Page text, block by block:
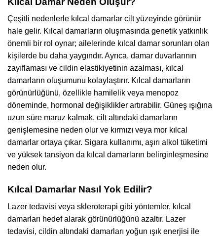
Çeşitli nedenlerle kılcal damarlar cilt yüzeyinde görünür
hale gelir. Kılcal damarların oluşmasında genetik yatkınlık
önemli bir rol oynar; ailelerinde kılcal damar sorunları olan
kişilerde bu daha yaygındır. Ayrıca, damar duvarlarının
zayıflaması ve cildin elastikiyetinin azalması, kılcal
damarların oluşumunu kolaylaştırır. Kılcal damarların
görünürlüğünü, özellikle hamilelik veya menopoz
döneminde, hormonal değişiklikler artırabilir. Güneş ışığına
uzun süre maruz kalmak, cilt altındaki damarların
genişlemesine neden olur ve kırmızı veya mor kılcal
damarlar ortaya çıkar. Sigara kullanımı, aşırı alkol tüketimi
ve yüksek tansiyon da kılcal damarların belirginleşmesine
neden olur.
Kılcal Damarlar Nasıl Yok Edilir?
Lazer tedavisi veya skleroterapi gibi yöntemler, kılcal
damarları hedef alarak görünürlüğünü azaltır. Lazer
tedavisi, cildin altındaki damarları yoğun ışık enerjisi ile